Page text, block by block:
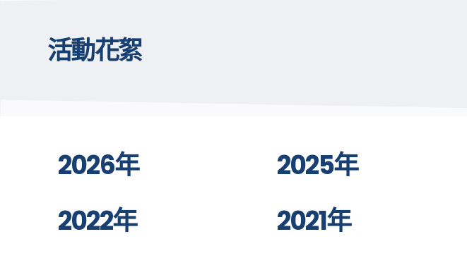
活動花絮
2026年 2025年
2022年
2021年